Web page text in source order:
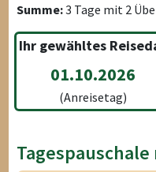
Summe:3 Tage mit 2
Ihr gewähltes
01.10.2026
(Anreisetag)